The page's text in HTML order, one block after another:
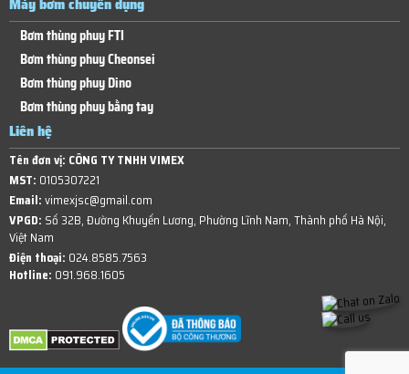
Bơm thùng phuy FTI
Bơm thùng phuy Cheonsei
Bơm thùng phuy Dino
Bơm thùng phuy bằng tay
Liên hệ
Tên đơn vị: CÔNG TY TNHH VIMEX
MST: 0105307221
Email:vimexjsc@gmail.com
VPGD: Số 32B, Đường Khuyến Lương, Phường Lĩnh Nam, Thành phố Hà Nội,
Việt Nam
Điện thoại: 024.8585.7563
Hotline: 091.968.1605